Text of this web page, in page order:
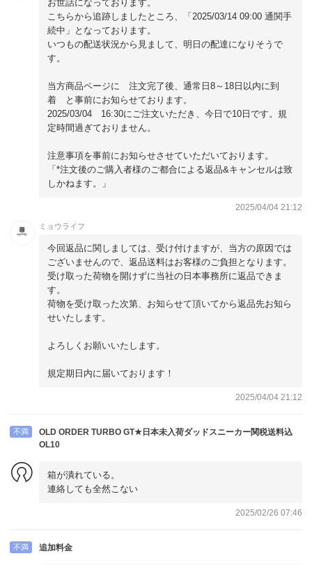
お世話になっております。
こちらから追跡しましたところ、「2025/03/14 09:00 通関手
続中」となっております。
いつもの配送状況から見まして、明日の配達になりそうで
す。
当方商品ページに 注文完了後、通常日8～18日以内に到
着 と事前にお知らせております。
2025/03/04 16:30にご注文いただき、今日で10日です。規
定時間過ぎておりません。
注意事項を事前にお知らせさせていただいております。
「*注文後のご購入者様のご都合による返品&キャンセルは致
しかねます。」
2025/04/04 21:12
ミョウライフ
今回返品に関しましては、受け付けますが、当方の原因では
ございませんので、返品送料はお客様のご負担となります。
受け取った荷物を開けずに当社の日本事務所に返品できま
す。
荷物を受け取った次第、お知らせて頂いてから返品先お知ら
せいたします。
よろしくお願いいたします。
規定期日内に届いております！
2025/04/04 21:12
不満
OLD ORDER TURBO GT★日本未入荷ダッドスニーカー関税送料込
OL10
箱が潰れている。
連絡しても全然こない
2025/02/26 07:46
不満 追加料金